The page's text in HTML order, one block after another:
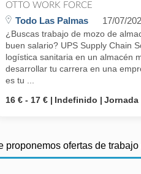
OTTO WORK FORCE
Todo Las Palmas 17/07/
¿Buscas trabajo de mozo de
buen salario? UPS Supply Chain
logística sanitaria en un almacén
desarrollar tu carrera en una
es tu ...
16 € - 17 €
Indefinido Jornada
proponemos ofertas de trabajo